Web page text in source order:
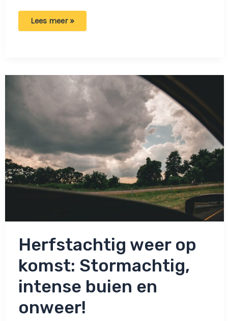
Onstuimig
zelfs
Lees meer »
Herfstachtig weer op
komst: Stormachtig,
intense buien en
onweer!